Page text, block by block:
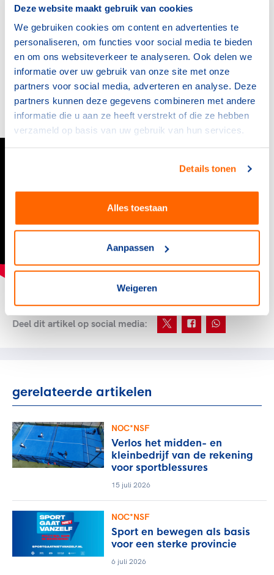
Deze website maakt gebruik van cookies
We gebruiken cookies om content en advertenties te
personaliseren, om functies voor social media te bieden
en om ons websiteverkeer te analyseren. Ook delen we
informatie over uw gebruik van onze site met onze
partners voor social media, adverteren en analyse. Deze
partners kunnen deze gegevens combineren met andere
informatie die u aan ze heeft verstrekt of die ze hebben
verzameld op basis van uw gebruik van hun services.
Details tonen
Alles toestaan
Aanpassen
Weigeren
Meer informatie
Meer informatie over de Nationale Sport Vakbeurs vind
je opnationalesportvakbeurs.nl. Heb je een vraag?
Neem dancontact met ons op. Benieuwd naar de vorige
editie? Bekijk hieronder de aftermovie van afgelopen
jaar.
Deel dit artikel op social media:
gerelateerde artikelen
NOC*NSF
Verlos het midden- en
kleinbedrijf van de rekening
voor sportblessures
15 juli 2026
NOC*NSF
Sport en bewegen als basis
voor een sterke provincie
6 juli 2026